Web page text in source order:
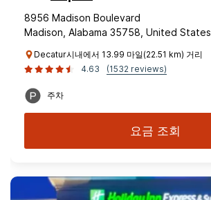
8956 Madison Boulevard
Madison, Alabama 35758, United States
Decatur시내에서 13.99 마일(22.51 km) 거리
4.63
(1532 reviews)
주차
요금 조회